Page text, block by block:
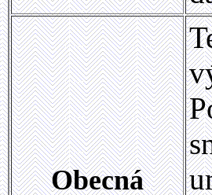
Obecná